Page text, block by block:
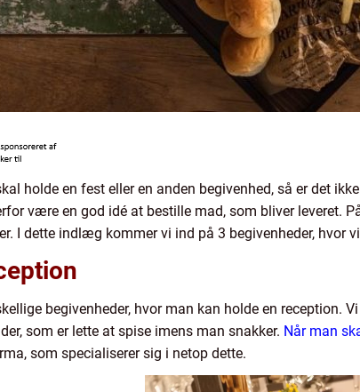
holde en fest eller en anden begivenhed, så er det
være en god idé at bestille mad, som bliver leveret.
I dette indlæg kommer vi ind på 3 begivenheder, hvor
begivenheder, hvor man kan holde en
som er lette at spise imens man snakker. Når man
som specialiserer sig i netop dette.